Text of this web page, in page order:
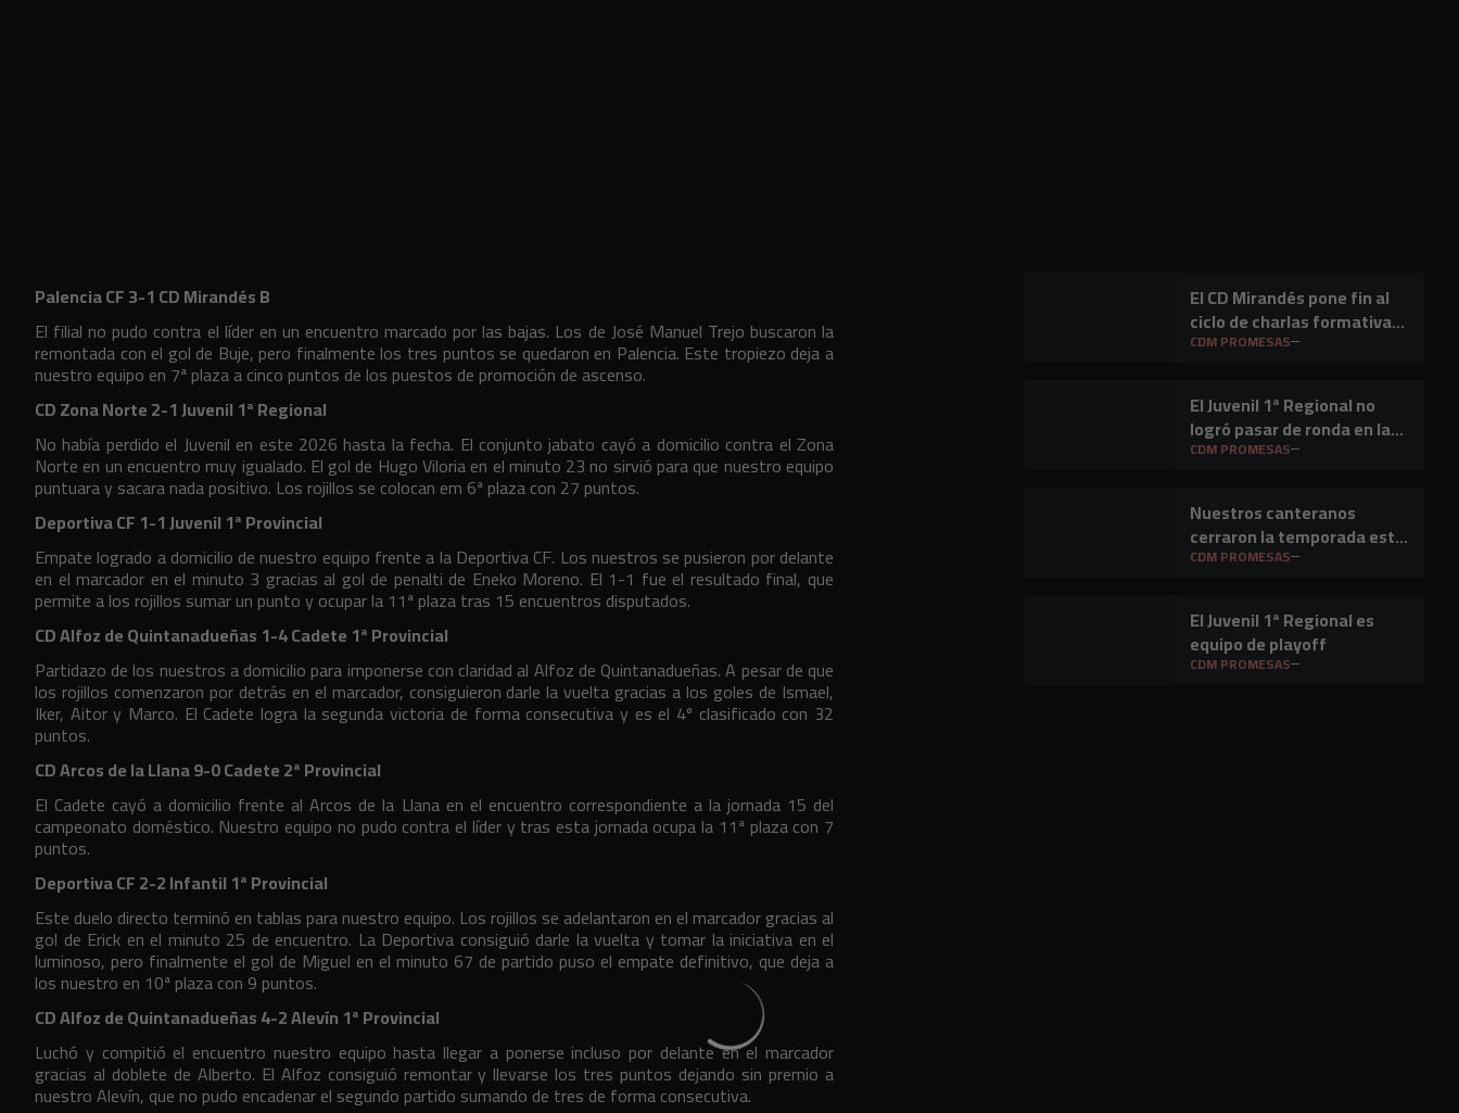
Palencia CF 3-1 CD Mirandés B
El filial no pudo contra el líder en un encuentro marcado por las bajas. Los de José Manuel Trejo buscaron la
remontada con el gol de Buje, pero finalmente los tres puntos se quedaron en Palencia. Este tropiezo deja a
nuestro equipo en 7ª plaza a cinco puntos de los puestos de promoción de ascenso.
CD Zona Norte 2-1 Juvenil 1ª Regional
No había perdido el Juvenil en este 2026 hasta la fecha. El conjunto jabato cayó a domicilio contra el Zona
Norte en un encuentro muy igualado. El gol de Hugo Viloria en el minuto 23 no sirvió para que nuestro equipo
puntuara y sacara nada positivo. Los rojillos se colocan em 6ª plaza con 27 puntos.
Deportiva CF 1-1 Juvenil 1ª Provincial
Empate logrado a domicilio de nuestro equipo frente a la Deportiva CF. Los nuestros se pusieron por delante
en el marcador en el minuto 3 gracias al gol de penalti de Eneko Moreno. El 1-1 fue el resultado final, que
permite a los rojillos sumar un punto y ocupar la 11ª plaza tras 15 encuentros disputados.
CD Alfoz de Quintanadueñas 1-4 Cadete 1ª Provincial
Partidazo de los nuestros a domicilio para imponerse con claridad al Alfoz de Quintanadueñas. A pesar de que
los rojillos comenzaron por detrás en el marcador, consiguieron darle la vuelta gracias a los goles de Ismael,
Iker, Aitor y Marco. El Cadete logra la segunda victoria de forma consecutiva y es el 4º clasificado con 32
puntos.
CD Arcos de la Llana 9-0 Cadete 2ª Provincial
El Cadete cayó a domicilio frente al Arcos de la Llana en el encuentro correspondiente a la jornada 15 del
campeonato doméstico. Nuestro equipo no pudo contra el líder y tras esta jornada ocupa la 11ª plaza con 7
puntos.
Deportiva CF 2-2 Infantil 1ª Provincial
Este duelo directo terminó en tablas para nuestro equipo. Los rojillos se adelantaron en el marcador gracias al
gol de Erick en el minuto 25 de encuentro. La Deportiva consiguió darle la vuelta y tomar la iniciativa en el
luminoso, pero finalmente el gol de Miguel en el minuto 67 de partido puso el empate definitivo, que deja a
los nuestro en 10ª plaza con 9 puntos.
CD Alfoz de Quintanadueñas 4-2 Alevín 1ª Provincial
Luchó y compitió el encuentro nuestro equipo hasta llegar a ponerse incluso por delante en el marcador
gracias al doblete de Alberto. El Alfoz consiguió remontar y llevarse los tres puntos dejando sin premio a
nuestro Alevín, que no pudo encadenar el segundo partido sumando de tres de forma consecutiva.
El CD Mirandés pone fin al
ciclo de charlas formativas
dirigidas al fútbol base
CDM PROMESAS
El Juvenil 1ª Regional no
logró pasar de ronda en la
promoción de ascenso
CDM PROMESAS
Nuestros canteranos
cerraron la temporada este
fin de semana
CDM PROMESAS
El Juvenil 1ª Regional es
equipo de playoff
CDM PROMESAS